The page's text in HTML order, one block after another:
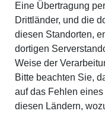
Eine Übertragung
Drittländer, und die
diesen Standorten,
dortigen
Weise der
Bitte beachten Sie,
auf das Fehlen
diesen Ländern,